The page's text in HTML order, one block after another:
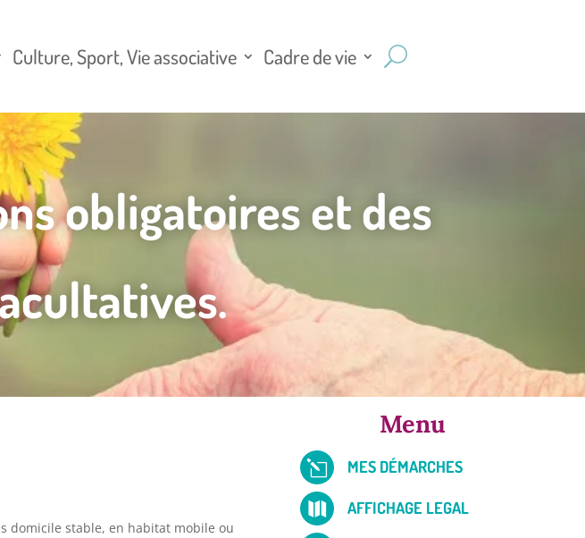
Culture, Sport, Vie associative Cadre de vie
obligatoires et des
domicile stable, en habitat mobile ou
Menu
l MES DÉMARCHES
 AFFICHAGE LEGAL